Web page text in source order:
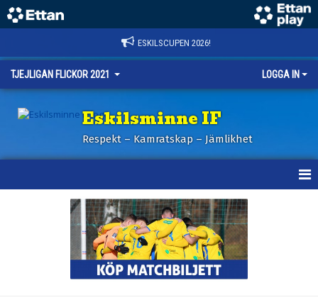
ESKILSCUPEN 2026!
TJEJLIGAN FLICKOR 2021 LOGGA IN
Eskilsminne IF
Respekt – Kamratskap – Jämlikhet